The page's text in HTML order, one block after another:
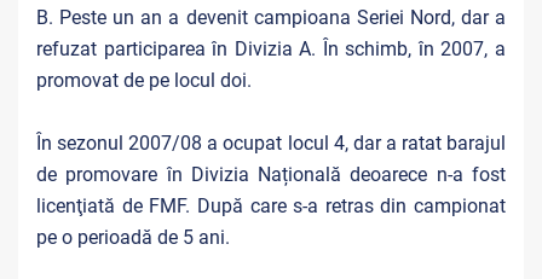
B. Peste un an a devenit campioana Seriei Nord, dar a
refuzat participarea în Divizia A. În schimb, în 2007, a
promovat de pe locul doi.
În sezonul 2007/08 a ocupat locul 4, dar a ratat barajul
de promovare în Divizia Națională deoarece n-a fost
licenţiată de FMF. După care s-a retras din campionat
pe o perioadă de 5 ani.